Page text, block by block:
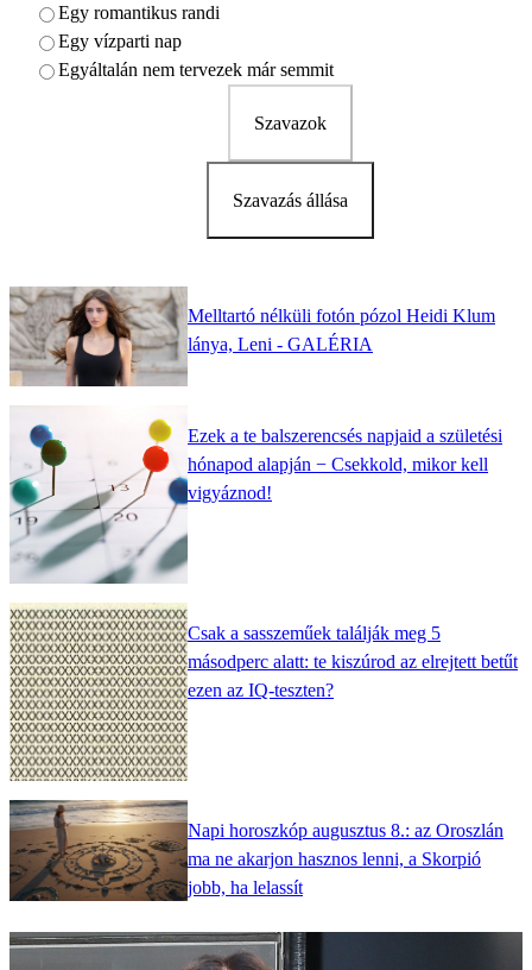
Egy romantikus randi
Egy vízparti nap
Egyáltalán nem tervezek már semmit
Szavazok
Szavazás állása
Melltartó nélküli fotón pózol Heidi Klum
lánya, Leni - GALÉRIA
Ezek a te balszerencsés napjaid a születési
hónapod alapján − Csekkold, mikor kell
vigyáznod!
Csak a sasszeműek találják meg 5
másodperc alatt: te kiszúrod az elrejtett betűt
ezen az IQ-teszten?
Napi horoszkóp augusztus 8.: az Oroszlán
ma ne akarjon hasznos lenni, a Skorpió
jobb, ha lelassít